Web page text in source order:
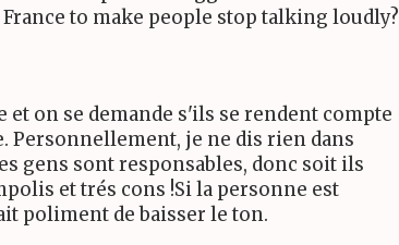
to make people stop talking loudly?
et on se demande s'ils se rendent compte
Personnellement, je ne dis rien dans
gens sont responsables, donc soit ils
et trés cons !Si la personne est
poliment de baisser le ton.